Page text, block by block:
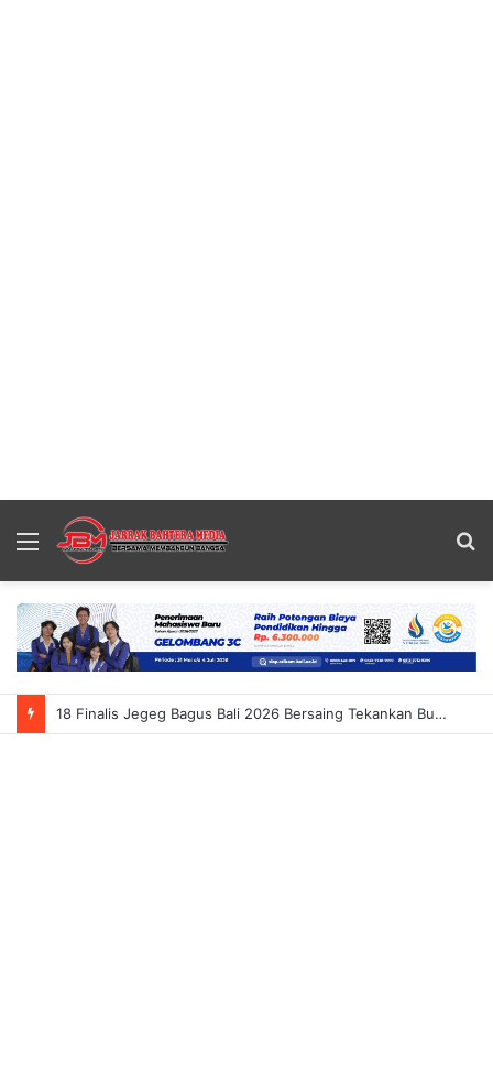
Menu
18 Finalis Jegeg Bagus Bali 2026 Bersaing Tekankan Budaya Dan Pariwisata Berkelanjutan